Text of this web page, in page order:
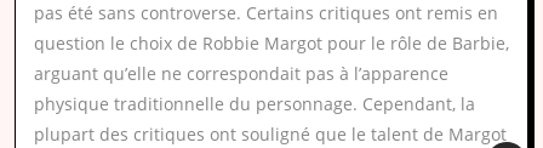
pas été sans controverse. Certains critiques ont remis en
question le choix de Robbie Margot pour le rôle de Barbie,
arguant qu’elle ne correspondait pas à l’apparence
physique traditionnelle du personnage. Cependant, la
plupart des critiques ont souligné que le talent de Margot